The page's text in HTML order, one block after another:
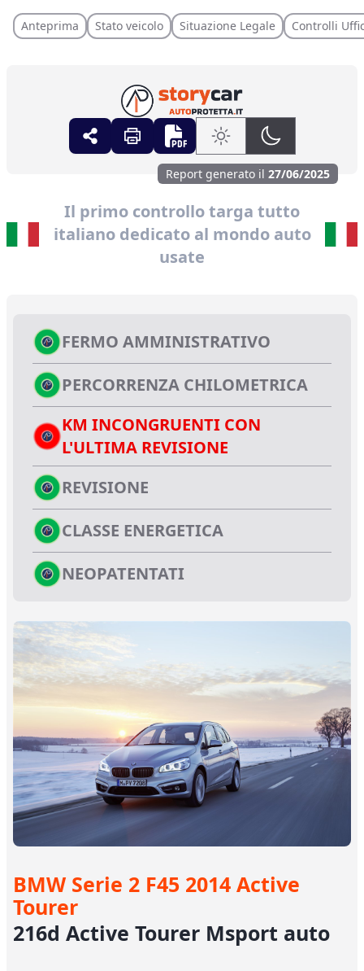
Anteprima Stato veicolo Situazione Legale Controlli
Share Stampa SezioniStampa Sezioni
Report generato il 27/06/2025
Il primo controllo targa tutto
italiano dedicato al mondo auto
usate
FERMO AMMINISTRATIVO
PERCORRENZA CHILOMETRICA
KM INCONGRUENTI CON
L'ULTIMA REVISIONE
REVISIONE
CLASSE ENERGETICA
NEOPATENTATI
BMW Serie 2 F45 2014 Active
Tourer
216d Active Tourer Msport auto